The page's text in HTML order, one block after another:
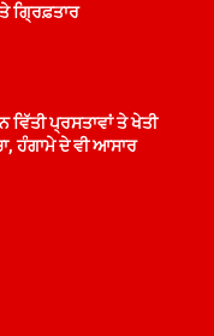
ਗ੍ਰਿਫ਼ਤਾਰ
ਵਿੱਤੀ ਪ੍ਰਸਤਾਵਾਂ ਤੇ ਖੇਤੀ
ਹੰਗਾਮੇ ਦੇ ਵੀ ਆਸਾਰ